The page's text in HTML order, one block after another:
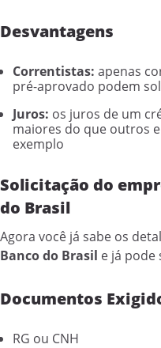
Desvantagens
Correntistas: apenas
pré-aprovado podem
Juros: os juros de um
maiores do que outros
exemplo
Solicitação do
do Brasil
Agora você já sabe os
Banco do Brasil e já pode
Documentos
RG ou CNH